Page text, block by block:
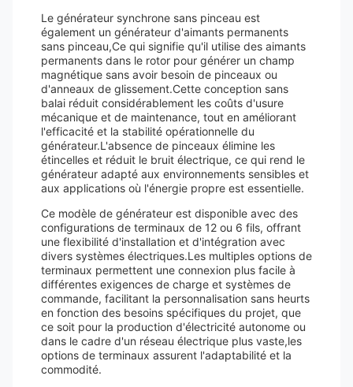
Le générateur synchrone sans pinceau est
également un générateur d'aimants permanents
sans pinceau,Ce qui signifie qu'il utilise des aimants
permanents dans le rotor pour générer un champ
magnétique sans avoir besoin de pinceaux ou
d'anneaux de glissement.Cette conception sans
balai réduit considérablement les coûts d'usure
mécanique et de maintenance, tout en améliorant
l'efficacité et la stabilité opérationnelle du
générateur.L'absence de pinceaux élimine les
étincelles et réduit le bruit électrique, ce qui rend le
générateur adapté aux environnements sensibles et
aux applications où l'énergie propre est essentielle.
Ce modèle de générateur est disponible avec des
configurations de terminaux de 12 ou 6 fils, offrant
une flexibilité d'installation et d'intégration avec
divers systèmes électriques.Les multiples options de
terminaux permettent une connexion plus facile à
différentes exigences de charge et systèmes de
commande, facilitant la personnalisation sans heurts
en fonction des besoins spécifiques du projet, que
ce soit pour la production d'électricité autonome ou
dans le cadre d'un réseau électrique plus vaste,les
options de terminaux assurent l'adaptabilité et la
commodité.